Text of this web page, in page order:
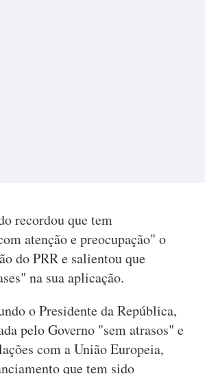
recordou que tem
atenção e preocupação" o
do PRR e salientou que
na sua aplicação.
o Presidente da República,
pelo Governo "sem atrasos" e
com a União Europeia,
que tem sido